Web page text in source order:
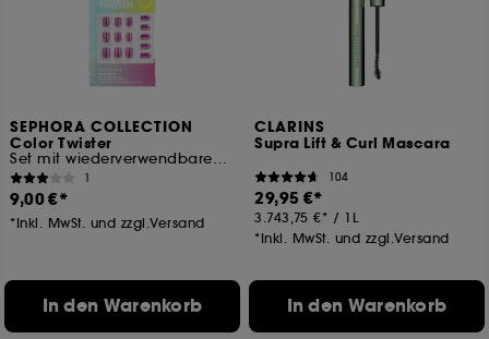
SEPHORA COLLECTION
Color Twister
Set mit wiederverwendbaren künstlichen Nägeln und Klebestreifen
1
9,00 €
*Inkl. MwSt. und zzgl.Versand
In den Warenkorb
CLARINS
Supra Lift & Curl Mascara
104
29,95 €
3.743,75 € / 1L
*Inkl. MwSt. und zzgl.Versand
In den Warenkorb